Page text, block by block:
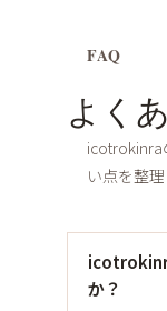
FAQ
よく
icotrokinra
い点を整理
か？